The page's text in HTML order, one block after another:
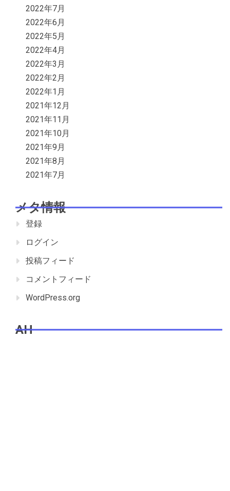
2022年7月
2022年6月
2022年5月
2022年4月
2022年3月
2022年2月
2022年1月
2021年12月
2021年11月
2021年10月
2021年9月
2021年8月
2021年7月
メタ情報
登録
ログイン
投稿フィード
コメントフィード
WordPress.org
AH